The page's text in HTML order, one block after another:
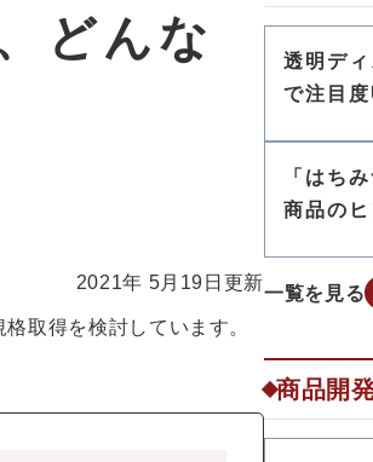
どんな
2021年 5月19日更新
取得を検討しています。
透明デ
で注目
「はち
商品の
一覧を見る
商品開